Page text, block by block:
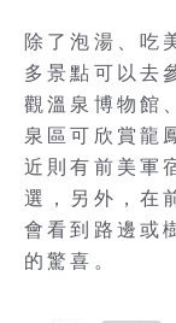
除了泡湯、吃
多景點可以去
觀溫泉博物館
泉區可欣賞龍
近則有前美軍
選，另外，在
會看到路邊或
的驚喜。